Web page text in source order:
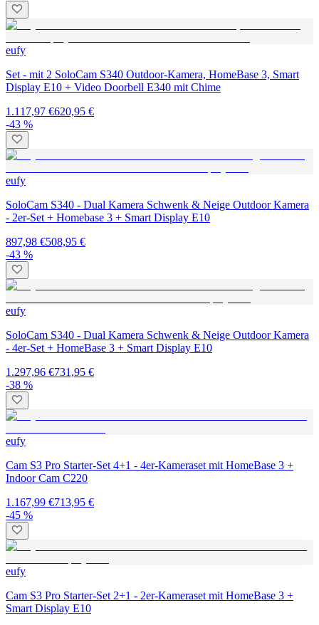
eufy
Set - mit 2 SoloCam S340 Outdoor-Kamera, HomeBase 3, Smart
Display E10 + Video Doorbell E340 mit Chime
1.117,97 €620,95 €
-43 %
eufy
SoloCam S340 - Dual Kamera Schwenk & Neige Outdoor Kamera
- 2er-Set + Homebase 3 + Smart Display E10
897,98 €508,95 €
-43 %
eufy
SoloCam S340 - Dual Kamera Schwenk & Neige Outdoor Kamera
- 4er-Set + HomeBase 3 + Smart Display E10
1.297,96 €731,95 €
-38 %
eufy
Cam S3 Pro Starter-Set 4+1 - 4er-Kameraset mit HomeBase 3 +
Indoor Cam C220
1.167,99 €713,95 €
-45 %
eufy
Cam S3 Pro Starter-Set 2+1 - 2er-Kameraset mit HomeBase 3 +
Smart Display E10